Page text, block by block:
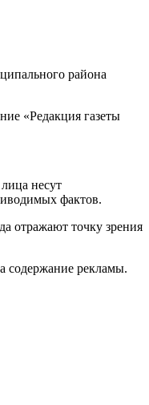
района
«Редакция газеты
несут
фактов.
отражают точку зрения
содержание рекламы.